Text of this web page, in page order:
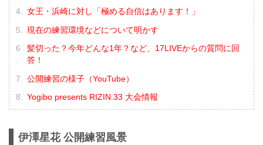
女王・浜崎に対し「極める自信はあります！」
現在の練習環境などについて明かす
髪切った？今年どんな1年？など、17LIVEからの質問に回
答！
公開練習の様子（YouTube）
Yogibo presents RIZIN.33 大会情報
伊澤星花 公開練習風景